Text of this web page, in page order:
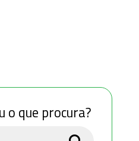
o que procura?